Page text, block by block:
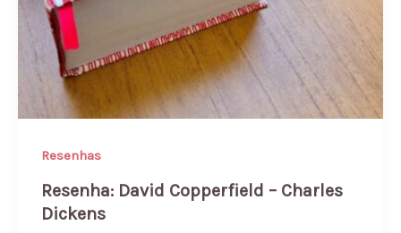
Resenhas
Resenha: David Copperfield – Charles
Dickens